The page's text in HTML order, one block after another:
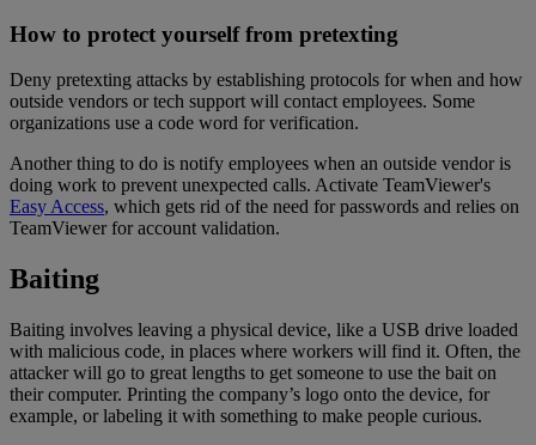
How to protect yourself from pretexting
Deny pretexting attacks by establishing protocols for when and how
outside vendors or tech support will contact employees. Some
organizations use a code word for verification.
Another thing to do is notify employees when an outside vendor is
doing work to prevent unexpected calls. Activate TeamViewer's
Easy Access, which gets rid of the need for passwords and relies on
TeamViewer for account validation.
Baiting
Baiting involves leaving a physical device, like a USB drive loaded
with malicious code, in places where workers will find it. Often, the
attacker will go to great lengths to get someone to use the bait on
their computer. Printing the company’s logo onto the device, for
example, or labeling it with something to make people curious.